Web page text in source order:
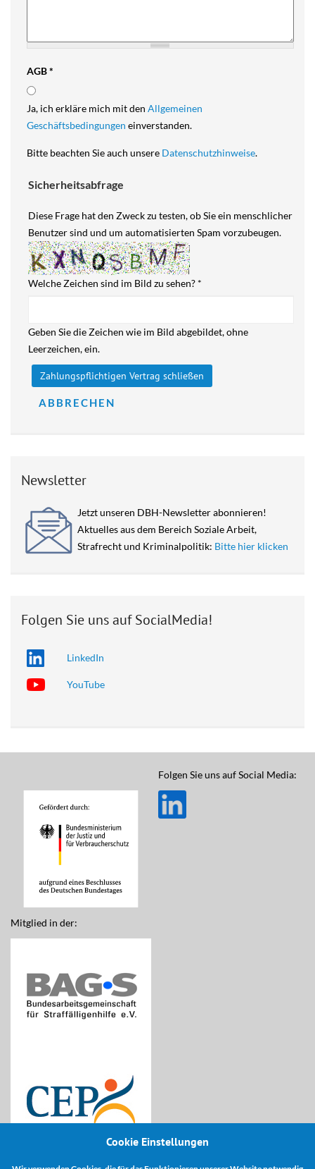
Cookie Einstellungen
AGB*
Ja, ich erkläre mich mit den Allgemeinen
Geschäftsbedingungen einverstanden.
Bitte beachten Sie auch unsere Datenschutzhinweise.
Sicherheitsabfrage
Diese Frage hat den Zweck zu testen, ob Sie ein menschlicher
Benutzer sind und um automatisierten Spam vorzubeugen.
Welche Zeichen sind im Bild zu sehen? *
Geben Sie die Zeichen wie im Bild abgebildet, ohne
Leerzeichen, ein.
ABBRECHEN
Newsletter
Jetzt unseren DBH-Newsletter abonnieren!
Aktuelles aus dem Bereich Soziale Arbeit,
Strafrecht und Kriminalpolitik: Bitte hier klicken
Folgen Sie uns auf SocialMedia!
LinkedIn
YouTube
Mitglied in der:
Folgen Sie uns auf Social Media: